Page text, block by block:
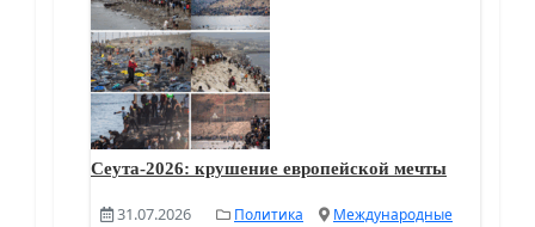
Сеута-2026: крушение европейской мечты
31.07.2026 Политика Международные